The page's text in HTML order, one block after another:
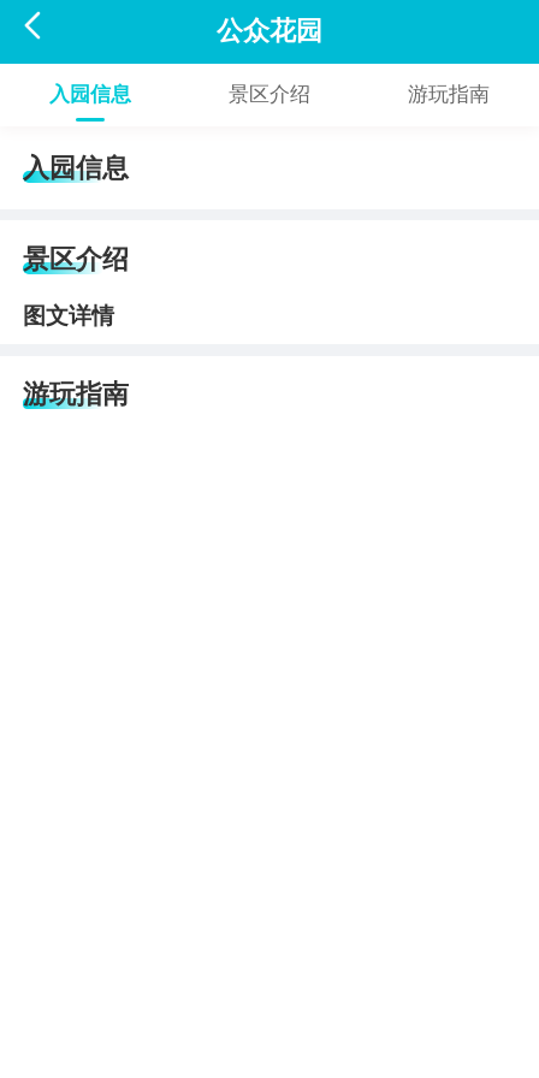
 公众花园
入园信息 景区介绍 游玩指南
入园信息
景区介绍
图文详情
游玩指南